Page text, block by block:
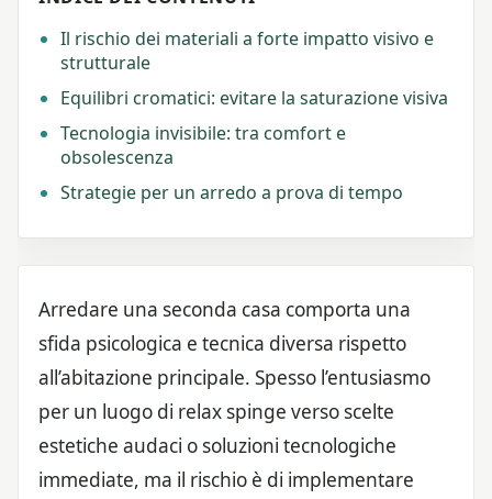
Il rischio dei materiali a forte impatto visivo e
strutturale
Equilibri cromatici: evitare la saturazione visiva
Tecnologia invisibile: tra comfort e
obsolescenza
Strategie per un arredo a prova di tempo
Arredare una seconda casa comporta una
sfida psicologica e tecnica diversa rispetto
all’abitazione principale. Spesso l’entusiasmo
per un luogo di relax spinge verso scelte
estetiche audaci o soluzioni tecnologiche
immediate, ma il rischio è di implementare